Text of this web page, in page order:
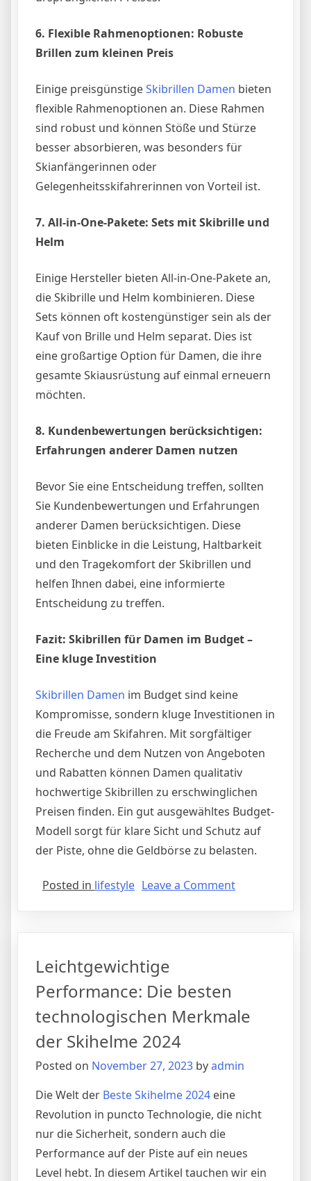
6. Flexible Rahmenoptionen: Robuste
Brillen zum kleinen Preis
Einige preisgünstigeSkibrillen Damen bieten
flexible Rahmenoptionen an. Diese Rahmen
sind robust und können Stöße und Stürze
besser absorbieren, was besonders für
Skianfängerinnen oder
Gelegenheitsskifahrerinnen von Vorteil ist.
7. All-in-One-Pakete: Sets mit Skibrille und
Helm
Einige Hersteller bieten All-in-One-Pakete an,
die Skibrille und Helm kombinieren. Diese
Sets können oft kostengünstiger sein als der
Kauf von Brille und Helm separat. Dies ist
eine großartige Option für Damen, die ihre
gesamte Skiausrüstung auf einmal erneuern
möchten.
8. Kundenbewertungen berücksichtigen:
Erfahrungen anderer Damen nutzen
Bevor Sie eine Entscheidung treffen, sollten
Sie Kundenbewertungen und Erfahrungen
anderer Damen berücksichtigen. Diese
bieten Einblicke in die Leistung, Haltbarkeit
und den Tragekomfort der Skibrillen und
helfen Ihnen dabei, eine informierte
Entscheidung zu treffen.
Fazit: Skibrillen für Damen im Budget –
Eine kluge Investition
Skibrillen Damen im Budget sind keine
Kompromisse, sondern kluge Investitionen in
die Freude am Skifahren. Mit sorgfältiger
Recherche und dem Nutzen von Angeboten
und Rabatten können Damen qualitativ
hochwertige Skibrillen zu erschwinglichen
Preisen finden. Ein gut ausgewähltes Budget-
Modell sorgt für klare Sicht und Schutz auf
der Piste, ohne die Geldbörse zu belasten.
Posted in lifestyle Leave a Commenton
Preis
Balance
Leichtgewichtige
Performance: Die besten
technologischen Merkmale
der Skihelme 2024
Posted on November 27, 2023 byadmin
Die Welt der Beste Skihelme 2024 eine
Revolution in puncto Technologie, die nicht
nur die Sicherheit, sondern auch die
Performance auf der Piste auf ein neues
Level hebt. In diesem Artikel tauchen wir ein